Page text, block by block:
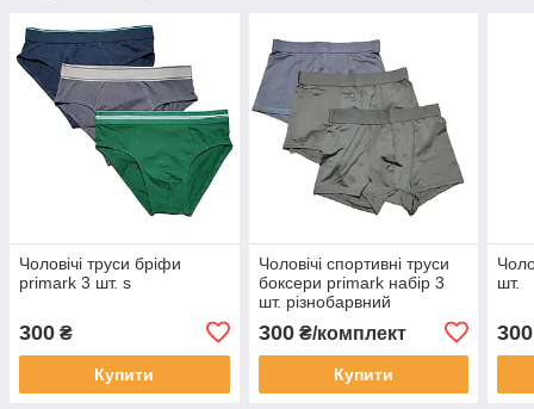
Чоловічі труси бріфи
primark 3 шт. s
300 ₴
Купити
Чоловічі спортивні труси
боксери primark набір 3
шт. різнобарвний
300₴/комплект
Купити
шт.
300